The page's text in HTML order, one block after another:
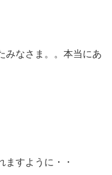
みなさま。。本当にあ
ますように・・